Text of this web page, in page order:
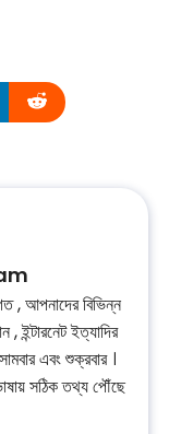
, আপনাদের বিভিন্ন
, ইন্টারনেট ইত্যাদির
এবং শুক্রবার ।
সঠিক তথ্য পৌঁছে